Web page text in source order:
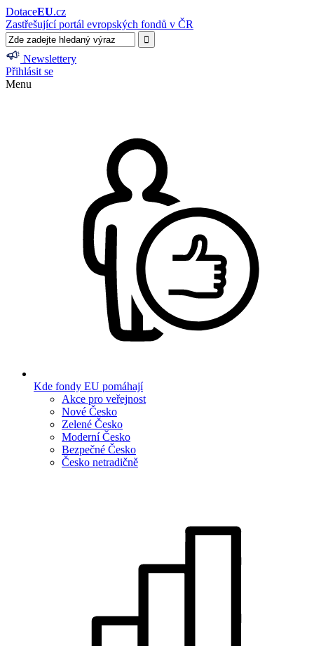
DotaceEU.cz
Zastřešující portál evropských fondů v ČR
Newslettery
Přihlásit se
Menu
Kde fondy EU pomáhají
Akce pro veřejnost
Nové Česko
Zelené Česko
Moderní Česko
Bezpečné Česko
Česko netradičně